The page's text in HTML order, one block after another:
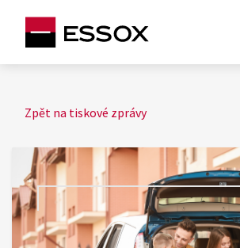
Zpět na tiskové zprávy